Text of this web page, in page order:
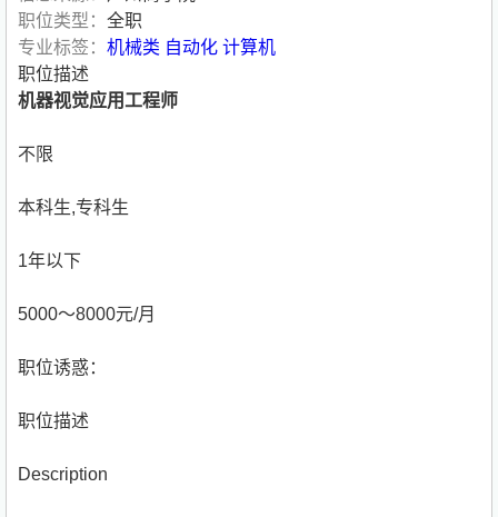
职位类型： 全职
专业标签： 机械类 自动化 计算机
职位描述
机器视觉应用工程师
不限
本科生,专科生
1年以下
5000～8000元/月
职位诱惑：
职位描述
Description